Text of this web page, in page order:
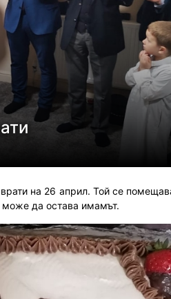
на 26 април. Той се
може да остава имамът.